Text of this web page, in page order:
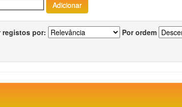
registos por: Por ordem